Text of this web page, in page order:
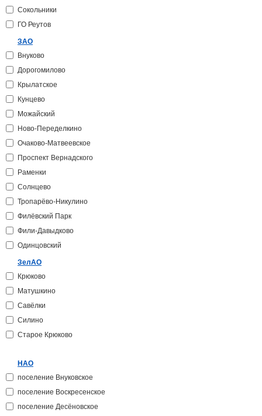
Сокольники
ГО Реутов
ЗАО
Внуково
Дорогомилово
Крылатское
Кунцево
Можайский
Ново-Переделкино
Очаково-Матвеевское
Проспект Вернадского
Раменки
Солнцево
Тропарёво-Никулино
Филёвский Парк
Фили-Давыдково
Одинцовский
ЗелАО
Крюково
Матушкино
Савёлки
Силино
Старое Крюково
НАО
поселение Внуковское
поселение Воскресенское
поселение Десёновское